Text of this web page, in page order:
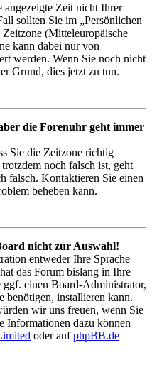
Zeit nicht Ihrer
sollten Sie im „Persönlichen
(Mitteleuropäische
kann dabei nur von
werden. Wenn Sie noch nicht
Grund, dies jetzt zu tun.
die Forenuhr geht immer
Sie die Zeitzone richtig
noch falsch ist, geht
falsch. Kontaktieren Sie einen
beheben kann.
nicht zur Auswahl!
entweder Ihre Sprache
das Forum bislang in Ihre
ggf. einen Board-Administrator,
benötigen, installieren kann.
wir uns freuen, wenn Sie
Informationen dazu können
oder aufphpBB.de